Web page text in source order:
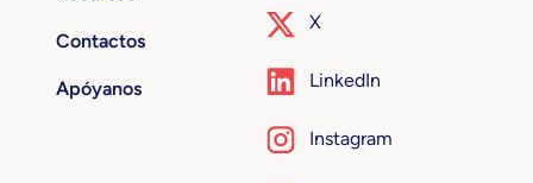
Contactos
Apóyanos
X
LinkedIn
Instagram